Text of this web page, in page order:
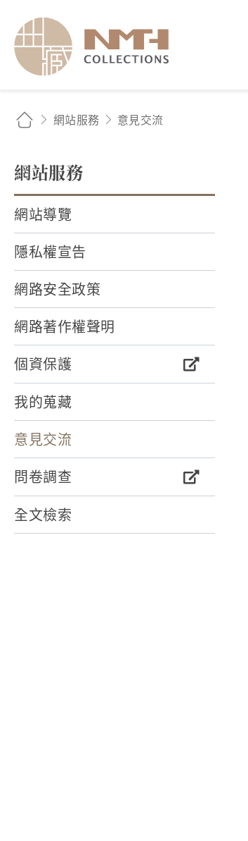
網站服務 意見交流
網站服務
網站導覽
隱私權宣告
網路安全政策
網路著作權聲明
個資保護
我的蒐藏
意見交流
問卷調查
全文檢索